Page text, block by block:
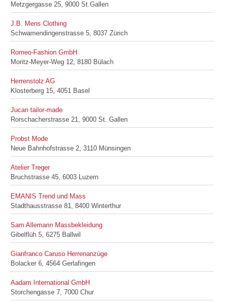
Metzgergasse 25, 9000 St.Gallen
J.B. Mens Clothing
Schwamendingenstrasse 5, 8037 Zürich
Romeo-Fashion GmbH
Moritz-Meyer-Weg 12, 8180 Bülach
Herrenstolz AG
Klosterberg 15, 4051 Basel
Jucan tailor-made
Rorschacherstrasse 21, 9000 St. Gallen
Probst Mode
Neue Bahnhofstrasse 2, 3110 Münsingen
Atelier Treger
Bruchstrasse 45, 6003 Luzern
EMANIS Trend und Mass
Stadthausstrasse 81, 8400 Winterthur
Sam Allemann Massbekleidung
Gibelflüh 5, 6275 Ballwil
Gianfranco Caruso Herrenanzüge
Bolacker 6, 4564 Gerlafingen
Aadam International GmbH
Storchengasse 7, 7000 Chur